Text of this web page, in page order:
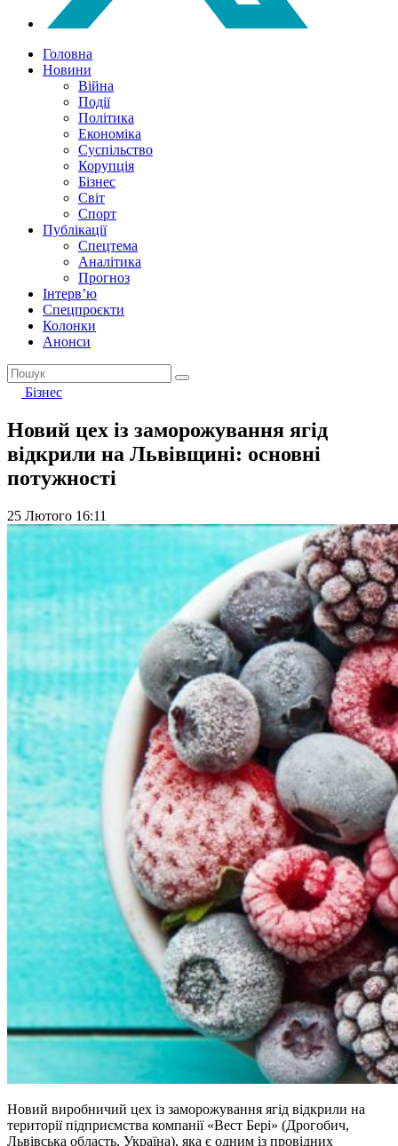
Головна
Новини
Війна
Події
Політика
Економіка
Суспільство
Корупція
Бізнес
Світ
Спорт
Публікації
Спецтема
Аналітика
Прогноз
Інтерв’ю
Спецпроєкти
Колонки
Анонси
Бізнес
Новий цех із заморожування ягід
відкрили на Львівщині: основні
потужності
25 Лютого 16:11
Новий виробничий цех із заморожування ягід відкрили на
території підприємства компанії «Вест Бері» (Дрогобич,
Львівська область, Україна), яка є одним із провідних